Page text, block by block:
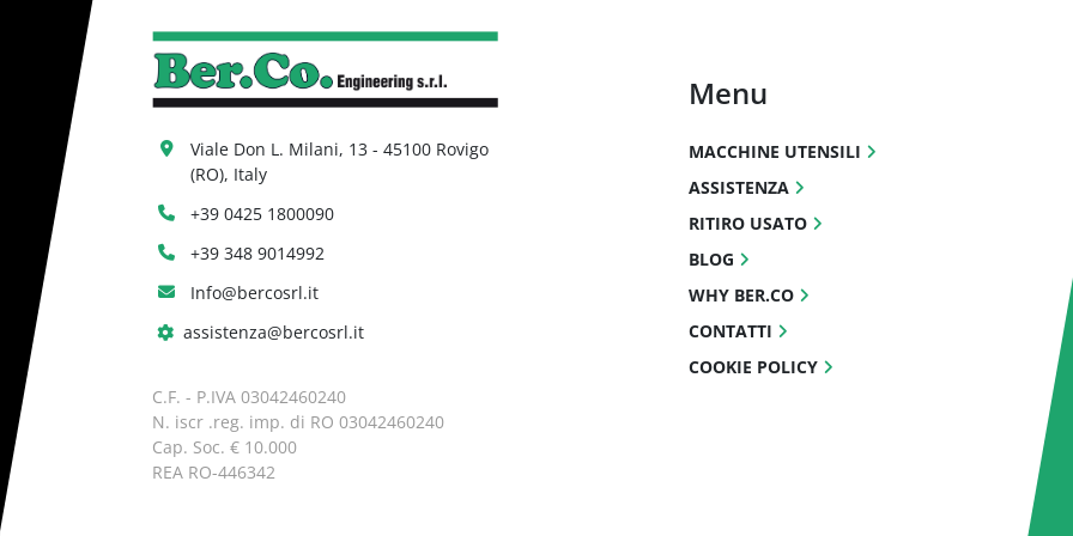
Viale Don L. Milani, 13 - 45100 Rovigo
(RO), Italy
+39 0425 1800090
+39 348 9014992
Info@bercosrl.it
assistenza@bercosrl.it
C.F. - P.IVA 03042460240
N. iscr .reg. imp. di RO 03042460240
Cap. Soc. € 10.000
REA RO-446342
Menu
MACCHINE UTENSILI
ASSISTENZA
RITIRO USATO
BLOG
WHY BER.CO
CONTATTI
COOKIE POLICY